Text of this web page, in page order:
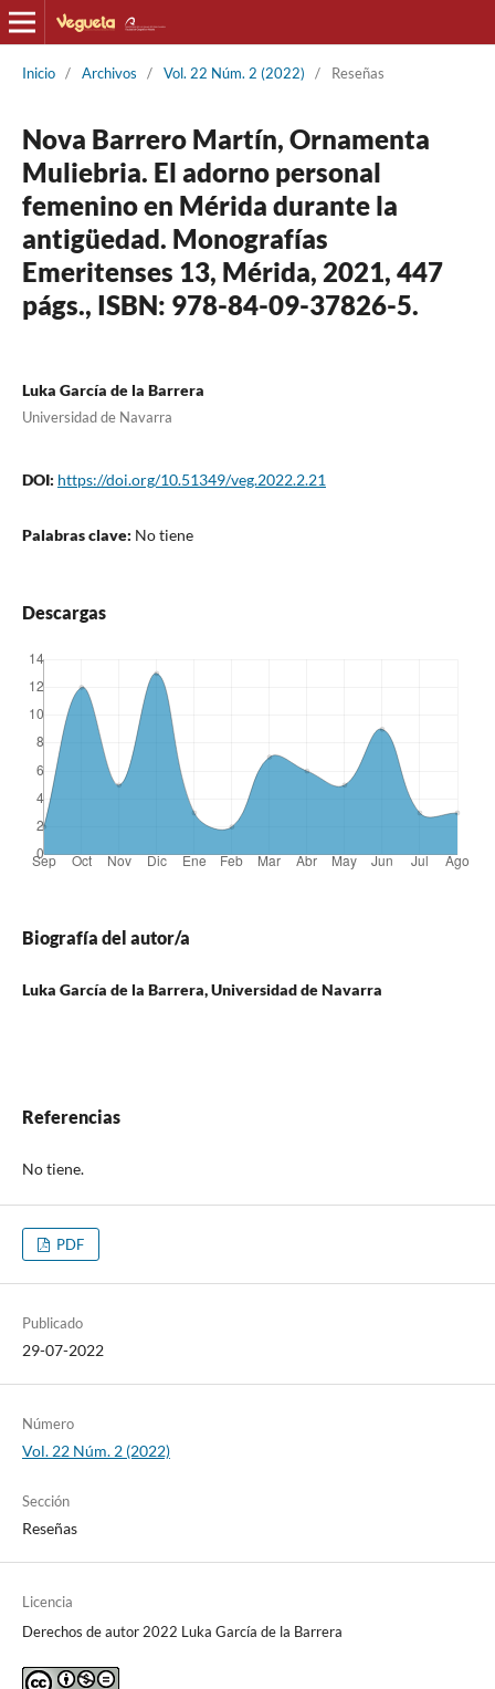
Inicio / Archivos / Vol. 22 Núm. 2 (2022) / Reseñas
Nova Barrero Martín, Ornamenta
Muliebria. El adorno personal
femenino en Mérida durante la
antigüedad. Monografías
Emeritenses 13, Mérida, 2021, 447
págs., ISBN: 978-84-09-37826-5.
Luka García de la Barrera
Universidad de Navarra
DOI: https://doi.org/10.51349/veg.2022.2.21
Palabras clave: No tiene
Descargas
Biografía del autor/a
Luka García de la Barrera, Universidad de Navarra
Referencias
No tiene.
PDF
Publicado
29-07-2022
Número
Vol. 22 Núm. 2 (2022)
Sección
Reseñas
Licencia
Derechos de autor 2022 Luka García de la Barrera